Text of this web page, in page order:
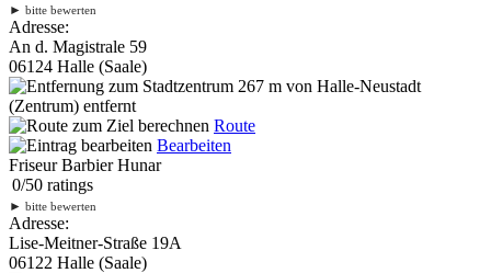
► bitte bewerten
Adresse:
An d. Magistrale 59
06124 Halle (Saale)
267 m von Halle-Neustadt
(Zentrum) entfernt
Route
Bearbeiten
Friseur Barbier Hunar
0/50 ratings
► bitte bewerten
Adresse:
Lise-Meitner-Straße 19A
06122 Halle (Saale)